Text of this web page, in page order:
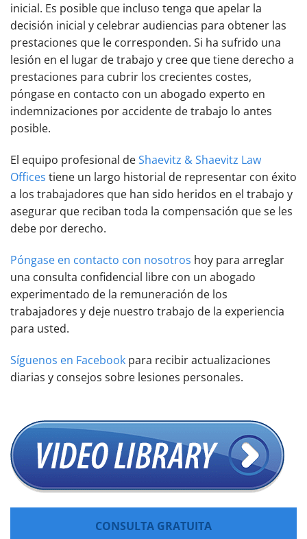
inicial. Es posible que incluso tenga que apelar la
decisión inicial y celebrar audiencias para obtener las
prestaciones que le corresponden. Si ha sufrido una
lesión en el lugar de trabajo y cree que tiene derecho a
prestaciones para cubrir los crecientes costes,
póngase en contacto con un abogado experto en
indemnizaciones por accidente de trabajo lo antes
posible.
El equipo profesional deShaevitz & Shaevitz Law
Offices tiene un largo historial de representar con éxito
a los trabajadores que han sido heridos en el trabajo y
asegurar que reciban toda la compensación que se les
debe por derecho.
Póngase en contacto con nosotros hoy para arreglar
una consulta confidencial libre con un abogado
experimentado de la remuneración de los
trabajadores y deje nuestro trabajo de la experiencia
para usted.
Síguenos en Facebook para recibir actualizaciones
diarias y consejos sobre lesiones personales.
CONSULTA GRATUITA